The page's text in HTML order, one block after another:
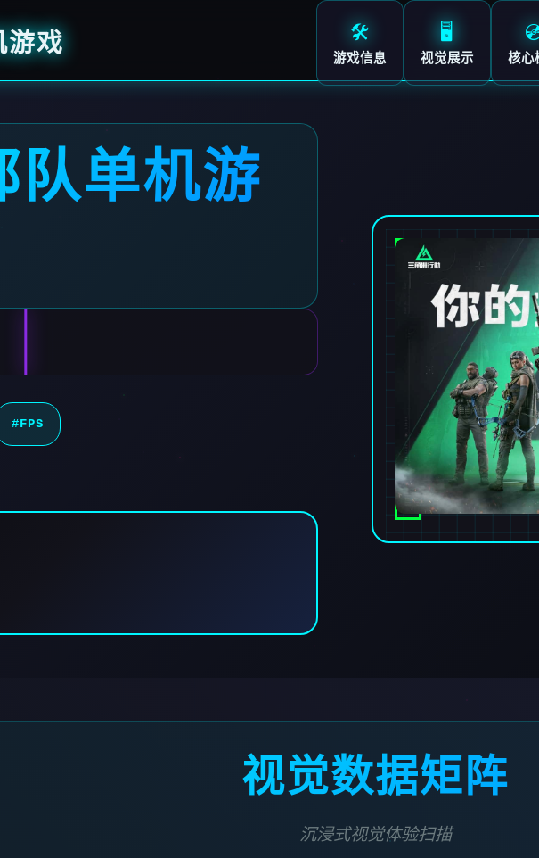
游戏 🛠️
游戏信息
🖥️
视觉展示 核心
队单机游
#FPS
视觉数据矩阵
沉浸式视觉体验扫描